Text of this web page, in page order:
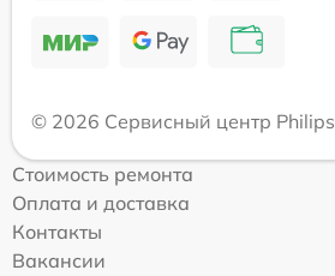
© 2026 Сервисный центр Philips
Стоимость ремонта
Оплата и доставка
Контакты
Вакансии